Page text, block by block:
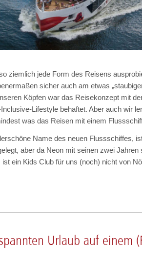
ziemlich jede Form des Reisens
sicher auch am etwas
Köpfen war das Reisekonzept mit
Lifestyle behaftet. Aber auch wir
was das Reisen mit einem
Name des neuen Flussschiffes,
aber da Neon mit seinen zwei
ein Kids Club für uns (noch) nicht von
Urlaub auf einem